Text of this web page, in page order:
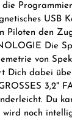
den
Die
von
Dich dabei
Du
noch